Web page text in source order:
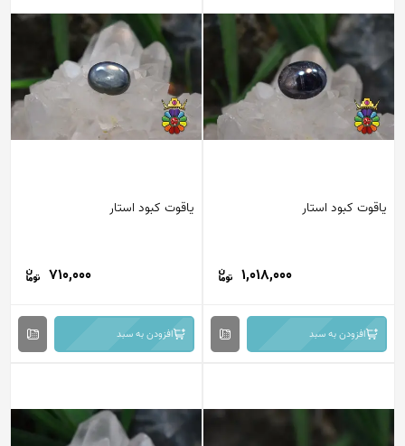
یاقوت کبود استار
1,018,000
افزودن به سبد
یاقوت کبود استار
710,000
افزودن به سبد